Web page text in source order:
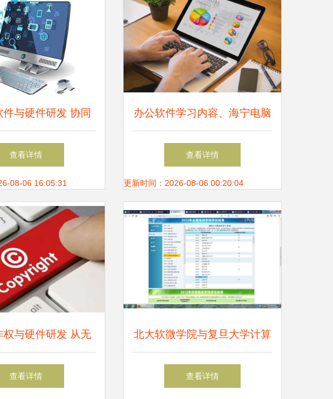
与硬件研发 协同
，驱动数字未来
查看详情
08-06 16:05:31
办公软件学习内容、海宁电脑
培训机构选择与硬件研发概述
查看详情
更新时间：2026-08-06 00:20:04
权与硬件研发 从无
形产品的法律护航
查看详情
北大软微学院与复旦大学计算
机类 硬件研发方向的读研选
查看详情